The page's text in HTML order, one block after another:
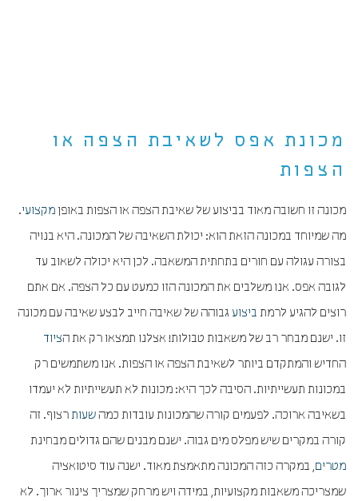
מכונת אפס לשאיבת הצפה או
הצפות
מכונה זו חשובה מאוד בביצוע של שאיבת הצפה או הצפות באופן מקצועי.
מה שמיוחד במכונה הזאת הוא: יכולת השאיבה של המכונה. היא בנויה
בצורה עגולה עם חורים בתחתית המשאבה. לכן היא יכולה לשאוב עד
לגובה אפס. אנו משלבים את המכונה הזו כמעט עם כל הצפה. אם אתם
רוצים להגיע לרמת ביצוע גבוהה של שאיבה חייב לבצע שאיבה עם מכונה
זו. ישנם מבחר רב של משאבות טבולות! אצלנו תמצאו רק את הציוד
החדיש והמתקדם ביותר לשאיבת הצפה או הצפות. אנו משתמשים רק
במכונות תעשייתיות. הסיבה לכך היא: מכונות לא תעשייתיות לא יעמדו
בשאיבה ארוכה. לפעמים קורה שהמכונות עובדות כמהשעותרצוף. זה
קורה במקרים שיש מפלס מים גבוה. ישנם מבנים שהם גדולים מבחינת
מטרים, במקרה כזה המכונה מתאמצת מאוד. ישנה עוד סיטואציה
שמצריכה משאבות מקצועיות, במידה ויש מרחק שמצריך צינור ארוך. לא